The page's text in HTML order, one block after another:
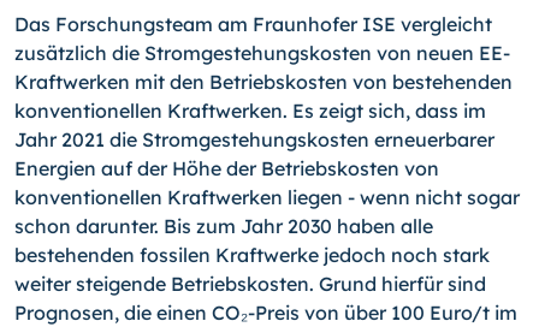
Das Forschungsteam am Fraunhofer ISE vergleicht
zusätzlich die Stromgestehungskosten von neuen EE-
Kraftwerken mit den Betriebskosten von bestehenden
konventionellen Kraftwerken. Es zeigt sich, dass im
Jahr 2021 die Stromgestehungskosten erneuerbarer
Energien auf der Höhe der Betriebskosten von
konventionellen Kraftwerken liegen - wenn nicht sogar
schon darunter. Bis zum Jahr 2030 haben alle
bestehenden fossilen Kraftwerke jedoch noch stark
weiter steigende Betriebskosten. Grund hierfür sind
Prognosen, die einen CO₂-Preis von über 100 Euro/t im